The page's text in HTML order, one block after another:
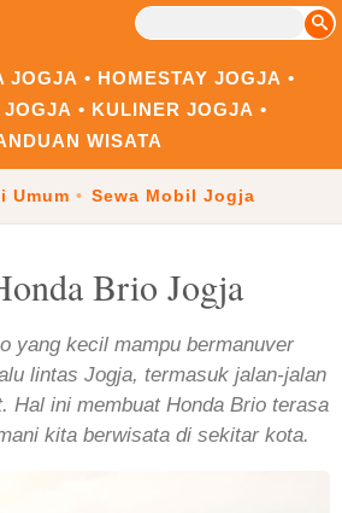
JOGJA
HOMESTAY JOGJA
JOGJA
KULINER JOGJA
WISATA
Umum Sewa Mobil Jogja
Brio Jogja
yang kecil mampu bermanuver
lintas Jogja, termasuk jalan-jalan
Hal ini membuat Honda Brio terasa
kita berwisata di sekitar kota.